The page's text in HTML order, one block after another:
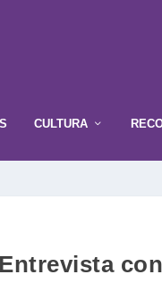
CULTURA
Entrevista